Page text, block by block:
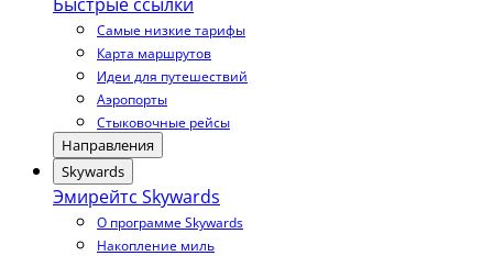
Самые низкие тарифы
Карта маршрутов
Идеи для путешествий
Аэропорты
Стыковочные рейсы
Направления
Skywards
Эмирейтс Skywards
О программе Skywards
Накопление миль